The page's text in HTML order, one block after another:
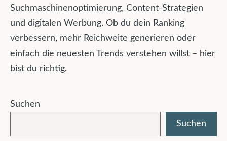
Suchmaschinenoptimierung, Content-Strategien
und digitalen Werbung. Ob du dein Ranking
verbessern, mehr Reichweite generieren oder
einfach die neuesten Trends verstehen willst – hier
bist du richtig.
Suchen
Suchen